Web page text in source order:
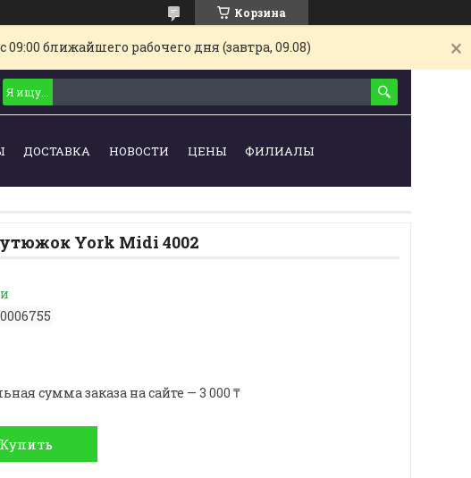
Корзина
ближайшего рабочего дня (завтра, 09.08)
ДОСТАВКА НОВОСТИ ЦЕНЫ ФИЛИАЛЫ
York Midi 4002
сумма заказа на сайте — 3 000 ₸
Купить